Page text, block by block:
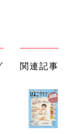
関連記事